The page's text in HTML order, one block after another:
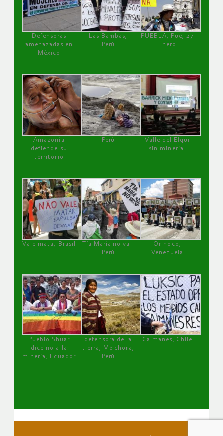
Defensoras
amenazadas en
México
Las Bambas,
Perú
PUEBLA, Pue, 27
Enero
Amazonía
defiende su
territorio
Perú
Valle del Elqui
sin minería.
Vale mata, Brasil
Tía María no va !
Perú
Orinoco,
Venezuela
Pueblo Shuar
dice no a la
minería, Ecuador
defensora de la
tierra, Melchora,
Perú
Caimanes, Chile